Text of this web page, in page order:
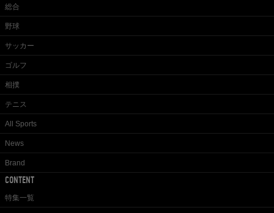
総合
野球
サッカー
ゴルフ
相撲
テニス
All Sports
News
Brand
CONTENT
特集一覧